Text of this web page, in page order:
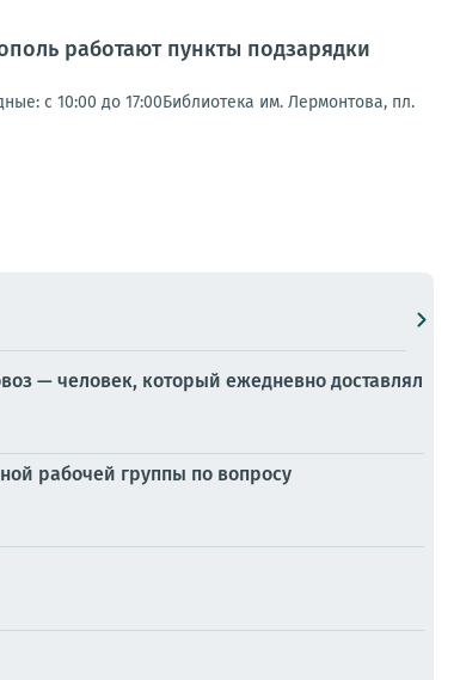
работают пункты подзарядки
с 10:00 до 17:00Библиотека им. Лермонтова, пл.
— человек, который ежедневно доставлял
рабочей группы по вопросу